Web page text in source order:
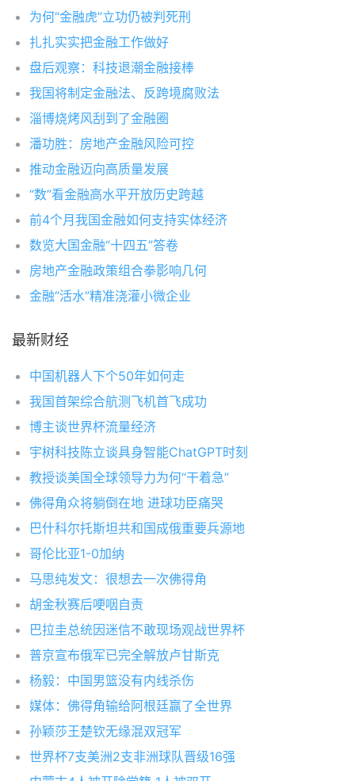
为何“金融虎”立功仍被判死刑
扎扎实实把金融工作做好
盘后观察：科技退潮金融接棒
我国将制定金融法、反跨境腐败法
淄博烧烤风刮到了金融圈
潘功胜：房地产金融风险可控
推动金融迈向高质量发展
“数”看金融高水平开放历史跨越
前4个月我国金融如何支持实体经济
数览大国金融“十四五”答卷
房地产金融政策组合拳影响几何
金融“活水”精准浇灌小微企业
最新财经
中国机器人下个50年如何走
我国首架综合航测飞机首飞成功
博主谈世界杯流量经济
宇树科技陈立谈具身智能ChatGPT时刻
教授谈美国全球领导力为何“干着急”
佛得角众将躺倒在地 进球功臣痛哭
巴什科尔托斯坦共和国成俄重要兵源地
哥伦比亚1-0加纳
马思纯发文：很想去一次佛得角
胡金秋赛后哽咽自责
巴拉圭总统因迷信不敢现场观战世界杯
普京宣布俄军已完全解放卢甘斯克
杨毅：中国男篮没有内线杀伤
媒体：佛得角输给阿根廷赢了全世界
孙颖莎王楚钦无缘混双冠军
世界杯7支美洲2支非洲球队晋级16强